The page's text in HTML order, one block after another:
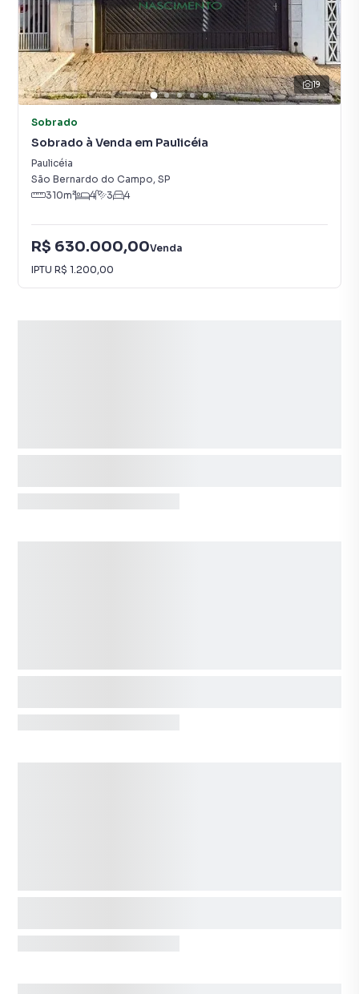
19
Sobrado
Sobrado à Venda em Paulicéia
Paulicéia
São Bernardo do Campo, SP
310m² 4 3 4
R$ 630.000,00Venda
IPTU R$ 1.200,00